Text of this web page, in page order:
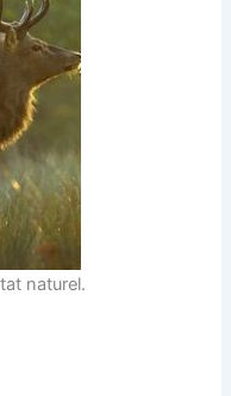
naturel.